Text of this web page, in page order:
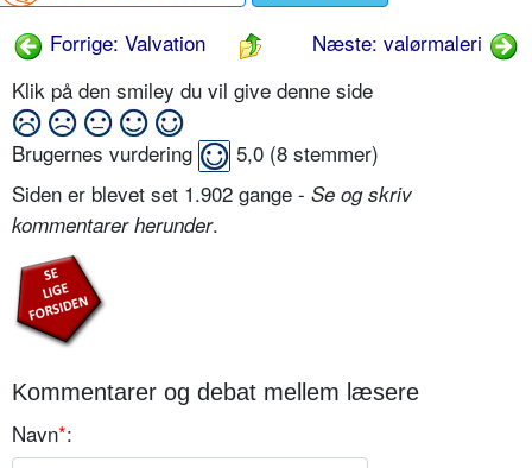
Forrige: Valvation
Næste: valørmaleri
Klik på den smiley du vil give denne side
Brugernes vurdering 5,0 (8 stemmer)
Siden er blevet set 1.902 gange - Se og skriv
kommentarer herunder.
Kommentarer og debat mellem læsere
Navn*: